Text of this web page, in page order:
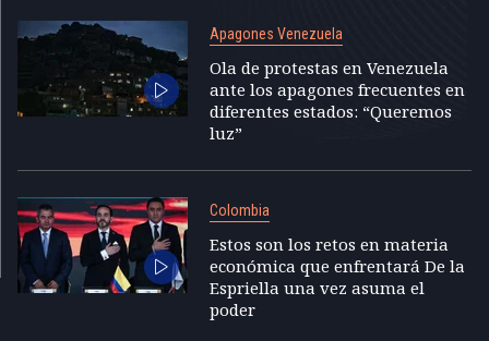
Apagones Venezuela
Ola de protestas en Venezuela
ante los apagones frecuentes en
diferentes estados: “Queremos
luz”
Colombia
Estos son los retos en materia
económica que enfrentará De la
Espriella una vez asuma el
poder